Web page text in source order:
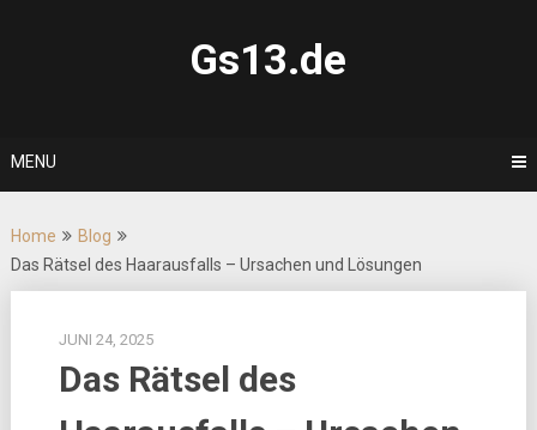
Gs13.de
MENU
Home
Blog
Das Rätsel des Haarausfalls – Ursachen und Lösungen
JUNI 24, 2025
Das Rätsel des